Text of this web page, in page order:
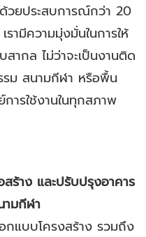
วยประสบการณ์กว่า 20
ามีความมุ่งมั่นในการให้
ากล ไม่ว่าจะเป็นงานติด
รม สนามกีฬา หรือพื้น
การใช้งานในทุกสภาพ
ร้าง และปรับปรุงอาคาร
มกีฬา
อกแบบโครงสร้าง รวมถึง